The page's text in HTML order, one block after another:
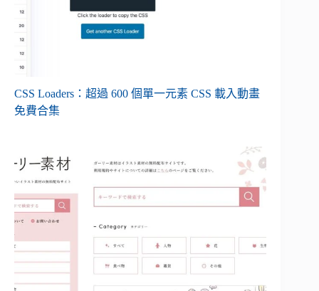
CSS Loaders：超過 600 個單一元素 CSS 載入動畫
免費合集